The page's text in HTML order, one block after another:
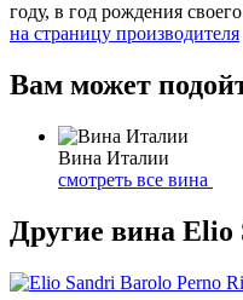
году, в год рождения
на страницу производителя
Вам может
Вина Италии
смотреть все вина
Другие вина Elio